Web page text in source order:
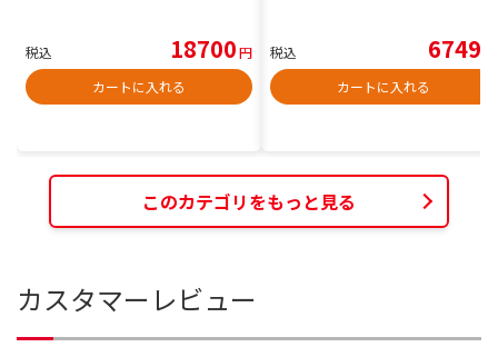
税込 18700円
カートに入れる
税込 6749
カートに入れる
このカテゴリをもっと見る
カスタマーレビュー